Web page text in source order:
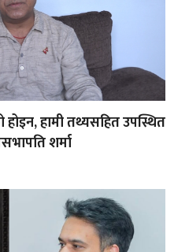
हामी तथ्यसहित उपस्थित
शर्मा